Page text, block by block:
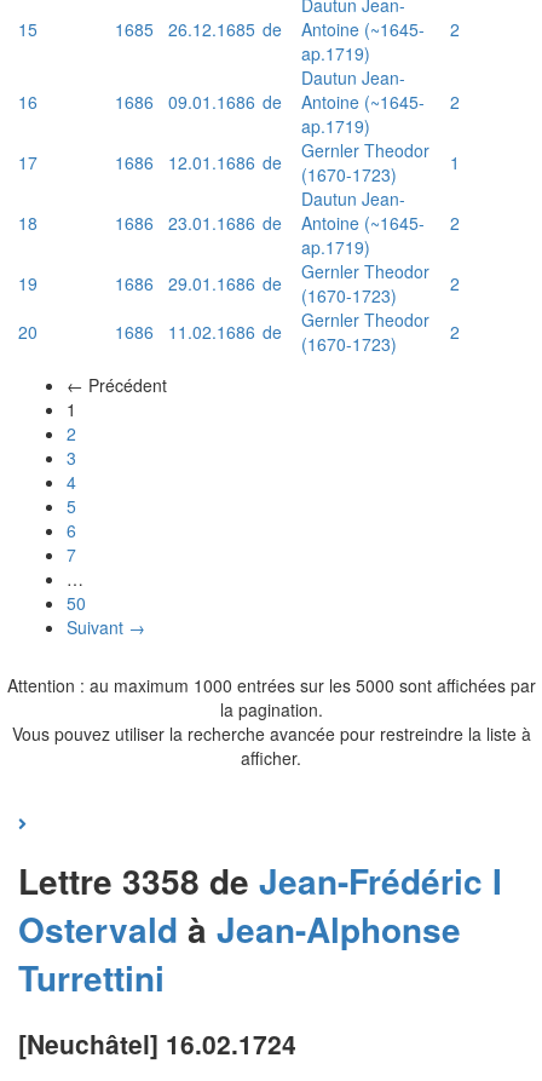
15 1685 26.12.1685 de
Antoine (~1645-
ap.1719)
2
16 1686 09.01.1686 de
Dautun Jean-
Antoine (~1645-
ap.1719)
2
17 1686 12.01.1686 de
Gernler Theodor
(1670-1723)
1
18 1686 23.01.1686 de
Dautun Jean-
Antoine (~1645-
ap.1719)
2
19 1686 29.01.1686 de
Gernler Theodor
(1670-1723)
2
20
1686 11.02.1686 de
Gernler Theodor
(1670-1723)
2
← Précédent
1
2
3
4
5
6
7
…
50
Suivant →
Attention : au maximum 1000 entrées sur les 5000 sont affichées par
la pagination.
Vous pouvez utiliser la recherche avancée pour restreindre la liste à
afficher.
Lettre 3358 de Jean-Frédéric I
Ostervald à Jean-Alphonse
Turrettini
[Neuchâtel] 16.02.1724